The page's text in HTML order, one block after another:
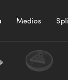
Medios